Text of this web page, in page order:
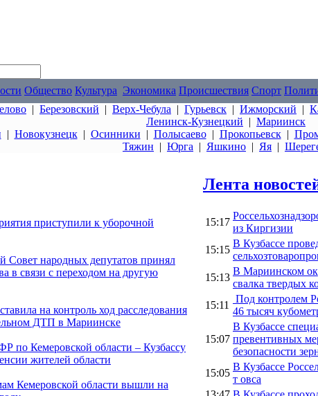
Общество Культура Экономика Происшествия Спорт
| Березовский | Верх-Чебула | Гурьевск | Ижморский |
Ленинск-Кузнецкий | Мариинск
| Новокузнецк| Осинники | Полысаево| Прокопьевск|
Тяжин | Юрга | Яшкино | Яя |
приступили к уборочной
Совет народных депутатов принял
в связи с переходом на другую
на контроль ход расследования
ДТП в Мариинске
по Кемеровской области – Кузбассу
жителей области
Кемеровской области вышли на
Лента
15:17
из Киргизии
15:15
В Кузбассе
15:13
В Мариинском
свалка твердых
15:11
Под контролем
46 тысяч
15:07
В Кузбассе
превентивных
безопасности
15:05
В Кузбассе
т овса